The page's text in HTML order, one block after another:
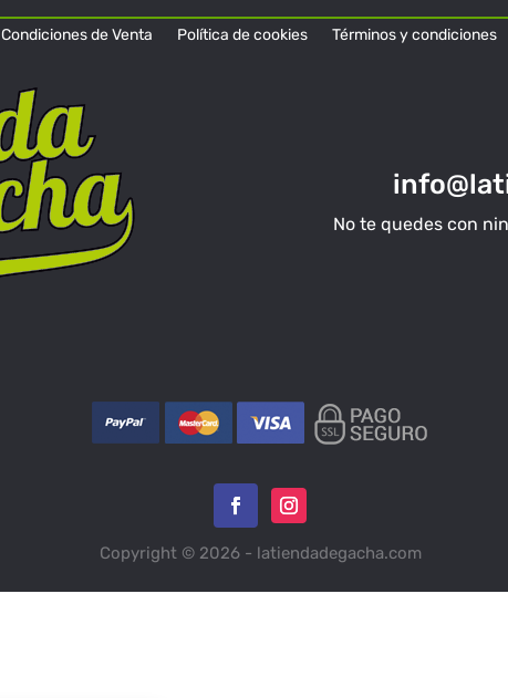
Condiciones de Venta Política de cookies Términos y condiciones
No te quedes con
Copyright © 2026 - latiendadegacha.com